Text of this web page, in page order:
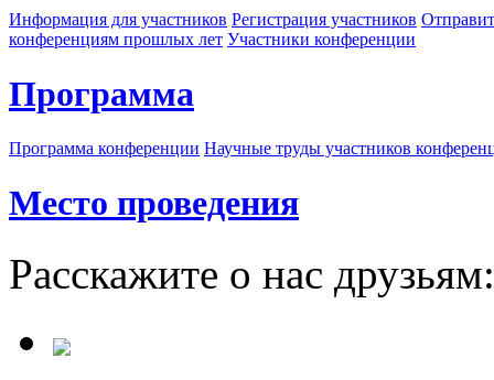
Информация для участников Регистрация участников
конференциям прошлых лет Участники конференции
Программа
Программа конференции Научные труды участников
Место проведения
Расскажите о нас друзьям: